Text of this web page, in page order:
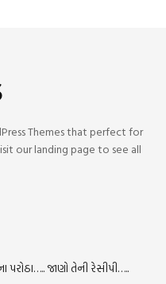
Themes that perfect for
our landing page to see all
જાણો તેની રેસીપી…..